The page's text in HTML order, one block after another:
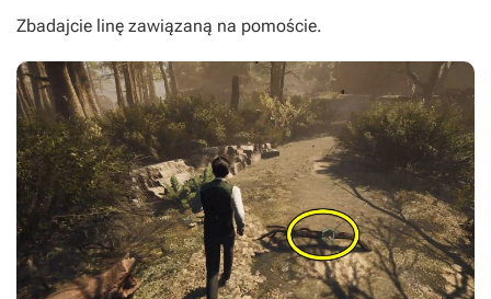
Zbadajcie linę zawiązaną na pomoście.